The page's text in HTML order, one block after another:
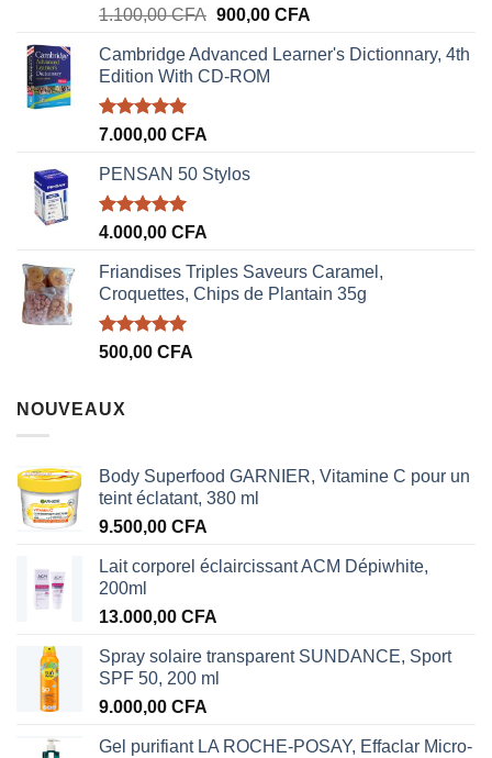
Note5.00
1.100,00CFA Le
initial
était :
900,00 CFALe
actuel
Cambridge Advanced Learner's Dictionnary, 4th
Edition With CD-ROM
Note5.00
7.000,00 CFA
PENSAN 50 Stylos
Note5.00
4.000,00 CFA
Friandises Triples Saveurs Caramel,
Croquettes, Chips de Plantain 35g
Note5.00
500,00 CFA
NOUVEAUX
Body Superfood GARNIER, Vitamine C pour un
teint éclatant, 380 ml
9.500,00 CFA
Lait corporel éclaircissant ACM Dépiwhite,
200ml
13.000,00 CFA
Spray solaire transparent SUNDANCE, Sport
SPF 50, 200 ml
9.000,00 CFA
Gel purifiant LA ROCHE-POSAY, Effaclar Micro-